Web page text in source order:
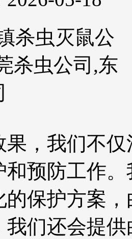
果，我们不
和预防工作
的保护方案
我们还会提